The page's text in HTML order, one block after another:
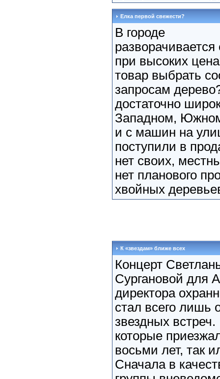
Елка первой свежести?
В городе
разворачивается
при высоких
товар выбрать
запросам
достаточно
Западном,
и с машин на
поступили в
нет своих,
нет планового
хвойных
К «звездам» ближе всех
Концерт
Сургановой для
директора
стал всего лишь
звездных
которые
восьми лет, так
Сначала в